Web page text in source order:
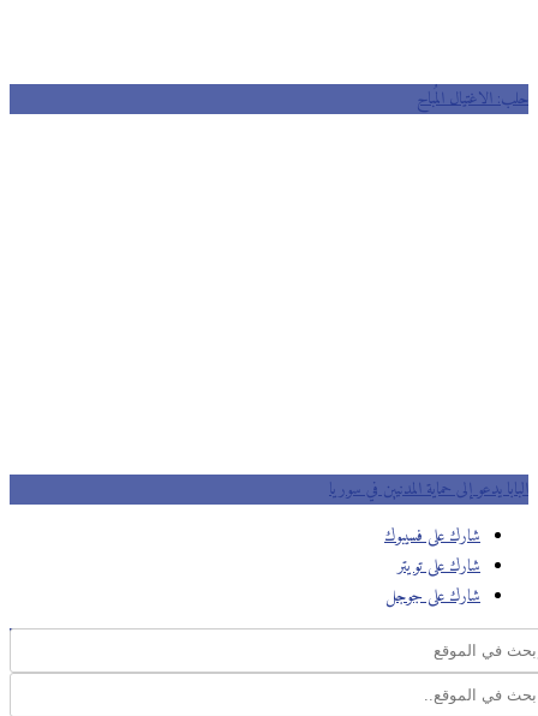
حلب: الاغتيال المُباح
البابا يدعو إلى حماية المدنيين في سوريا
شارك على فسيبوك
شارك على تويتر
شارك على جوجل